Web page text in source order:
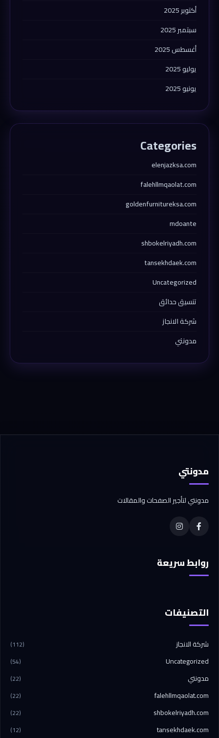
أكتوبر 2025
سبتمبر 2025
أغسطس 2025
يوليو 2025
يونيو 2025
Categories
elenjazksa.com
falehllmqaolat.com
goldenfurnitureksa.com
mdoante
shbokelriyadh.com
tansekhdaek.com
Uncategorized
تنسيق حدائق
شركة الانجاز
مدونتي
مدونتي
مدونتي لتأجير الصفحات والمقالات
روابط سريعة
التصنيفات
شركة الانجاز (112)
Uncategorized
(54)
مدونتي (22)
falehllmqaolat.com
(22)
shbokelriyadh.com
(22)
tansekhdaek.com
(12)